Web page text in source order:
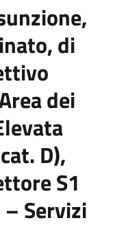
di
dei
D),
S1
Servizi